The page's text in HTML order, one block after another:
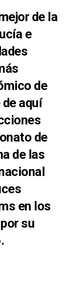
de la
e
de
aquí
de
de las
en los
su